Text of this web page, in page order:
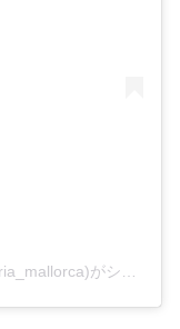
pasteleria mallorca(マヨルカ)(@pasteleria_mallorca)がシェアした投稿